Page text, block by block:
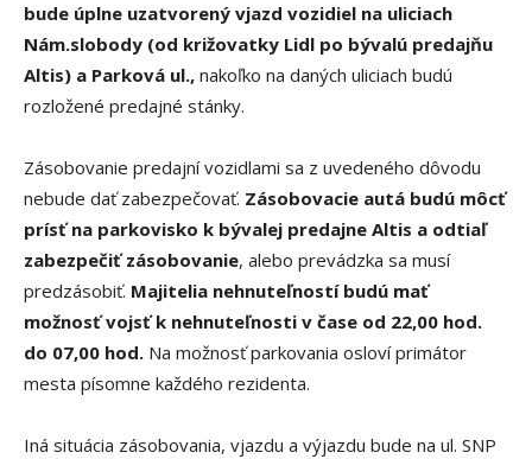
bude úplne uzatvorený vjazd vozidiel na uliciach
Nám.slobody (od križovatky Lidl po bývalú predajňu
Altis) a Parková ul., nakoľko na daných uliciach budú
rozložené predajné stánky.
Zásobovanie predajní vozidlami sa z uvedeného dôvodu
nebude dať zabezpečovať. Zásobovacie autá budú môcť
prísť na parkovisko k bývalej predajne Altis a odtiaľ
zabezpečiť zásobovanie, alebo prevádzka sa musí
predzásobiť. Majitelia nehnuteľností budú mať
možnosť vojsť k nehnuteľnosti v čase od 22,00 hod.
do 07,00 hod. Na možnosť parkovania osloví primátor
mesta písomne každého rezidenta.
Iná situácia zásobovania, vjazdu a výjazdu bude na ul. SNP